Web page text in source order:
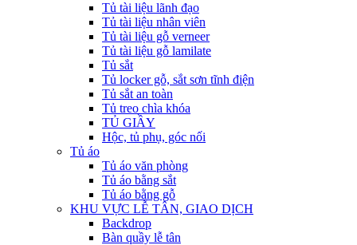
Tủ tài liệu lãnh đạo
Tủ tài liệu nhân viên
Tủ tài liệu gỗ verneer
Tủ tài liệu gỗ lamilate
Tủ sắt
Tủ locker gỗ, sắt sơn tĩnh điện
Tủ sắt an toàn
Tủ treo chìa khóa
TỦ GIẦY
Hộc, tủ phụ, góc nối
Tủ áo
Tủ áo văn phòng
Tủ áo bằng sắt
Tủ áo bằng gỗ
KHU VỰC LỄ TÂN, GIAO DỊCH
Backdrop
Bàn quầy lễ tân